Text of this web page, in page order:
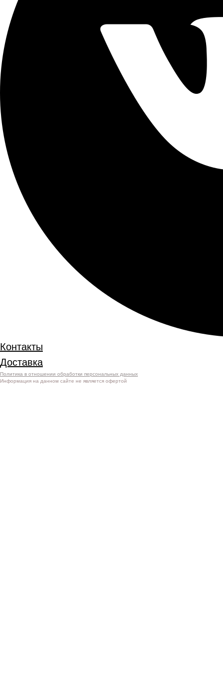
Контакты
Доставка
Политика в отношении обработки персональных данных
Информация на данном сайте не является офертой